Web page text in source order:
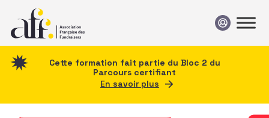
Cette formation fait partie du Bloc 2 du
Parcours certifiant
En savoir plus